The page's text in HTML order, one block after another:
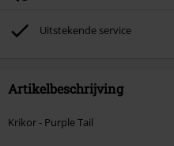
Toten Hosen, Metality,
donatie zijn uitgesloten van de korting.
Uitstekende service
Artikelbeschrijving
Krikor - Purple Tail